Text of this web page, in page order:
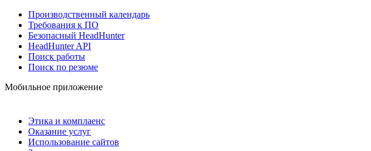
Производственный календарь
Требования к ПО
Безопасный HeadHunter
HeadHunter API
Поиск работы
Поиск по резюме
Мобильное приложение
Этика и комплаенс
Оказание услуг
Использование сайтов